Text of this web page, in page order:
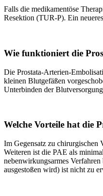
Falls die medikamentöse
Resektion (TUR-P). Ein
Wie funktioniert die
Die Prostata-Arterien-
kleinen Blutgefäßen
Unterbinden der
Welche Vorteile hat die
Im Gegensatz zu chirurgischen
Weiteren ist die PAE als
nebenwirkungsarmes
ausgestoßen wird) ist nicht zu